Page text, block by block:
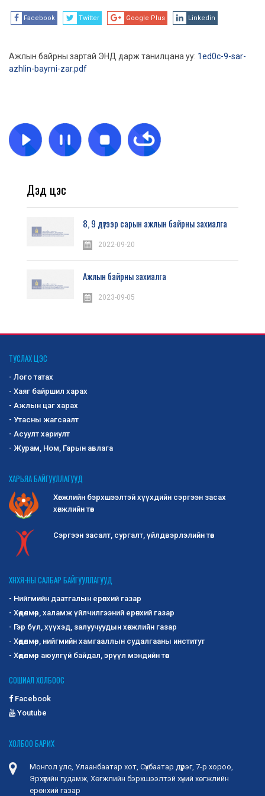
Facebook Twitter Google Plus Linkedin
Ажлын байрны зартай ЭНД дарж танилцана уу: 1ed0c-9-sar-
azhlin-bayrni-zar.pdf
Дэд цэс
8, 9 дүгээр сарын ажлын байрны захиалга
2022-09-20
Ажлын байрны захиалга
2023-09-05
ТУСЛАХ ЦЭС
- Лого татах
- Хаяг байршил харах
- Ажлын цаг харах
- Утасны жагсаалт
- Асуулт хариулт
- Журам, Ном, Гарын авлага
ХАРЬЯА БАЙГУУЛЛАГУУД
Хөгжлийн бэрхшээлтэй хүүхдийн сэргээн засах
хөгжлийн төв
Сэргээн засалт, сургалт, үйлдвэрлэлийн төв
ХНХЯ-НЫ САЛБАР БАЙГУУЛЛАГУУД
- Нийгмийн даатгалын ерөнхий газар
- Хөдөлмөр, халамж үйлчилгээний ерөнхий газар
- Гэр бүл, хүүхэд, залуучуудын хөгжлийн газар
- Хөдөлмөр, нийгмийн хамгааллын судалгааны институт
- Хөдөлмөр аюулгүй байдал, эрүүл мэндийн төв
СОШИАЛ ХОЛБООС
Facebook
Youtube
ХОЛБОО БАРИХ
Монгол улс, Улаанбаатар хот, Сүхбаатар дүүрэг, 7-р хороо,
Эрхүүгийн гудамж, Хөгжлийн бэрхшээлтэй хүний хөгжлийн
ерөнхий газар